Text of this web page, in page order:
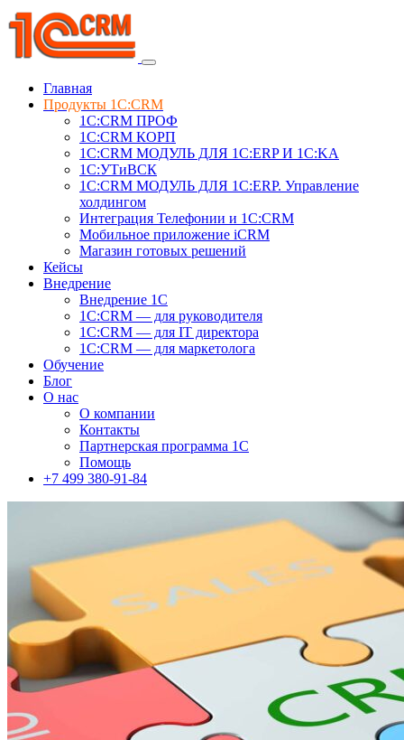
Главная
Продукты 1C:CRM
1С:CRM ПРОФ
1С:CRM КОРП
1С:CRM МОДУЛЬ ДЛЯ 1C:ERP И 1C:KA
1C:УТиВСК
1С:CRM МОДУЛЬ ДЛЯ 1C:ERP. Управление
холдингом
Интеграция Телефонии и 1C:CRM
Мобильное приложение iCRM
Магазин готовых решений
Кейсы
Внедрение
Внедрение 1C
1С:CRM — для руководителя
1С:CRM — для IT директора
1С:CRM — для маркетолога
Обучение
Блог
О нас
О компании
Контакты
Партнерская программа 1С
Помощь
+7 499 380-91-84